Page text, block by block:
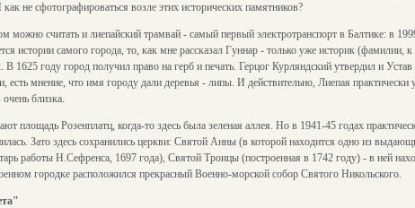
не сфотографироваться возле этих исторических памятников?
можно считать и лиепайский трамвай - самый первый электротранспорт в Балтике: в
истории самого города, то, как мне рассказал Гуннар - только уже историк
В 1625 году город получил право на герб и печать. Герцог Курляндский утвердил и
есть мнение, что имя городу дали деревья - липы. И действительно, Лиепая
близка.
площадь Розенплатц, когда-то здесь была зеленая аллея. Но в 1941-45 годах
Зато здесь сохранились церкви: Святой Анны (в которой находится одно из
работы Н.Сефренса, 1697 года), Святой Троицы (построенная в 1742 году) - в ней
городке расположился прекрасный Военно-морской собор Святого Никольского.